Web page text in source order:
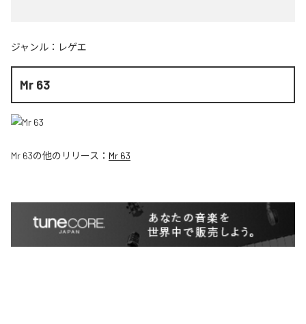
ジャンル： レゲエ
Mr 63
Mr 63の他のリリース： Mr 63